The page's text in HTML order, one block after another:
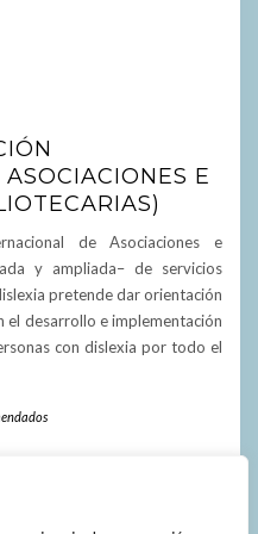
E
de Asociaciones e
y ampliada– de servicios
pretende dar orientación
el desarrollo e implementación
con dislexia por todo el